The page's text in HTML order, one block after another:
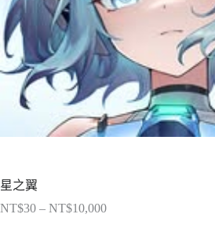
星之翼
NT$30 – NT$10,000價